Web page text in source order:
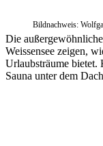
Bildnachweis:
Die
Weissensee zeigen,
Urlaubsträume bietet.
Sauna unter dem